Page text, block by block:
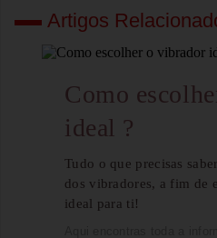
Artigos
Como
ideal ?
Tudo o que precisas
dos vibradores, a fim de
ideal para ti!